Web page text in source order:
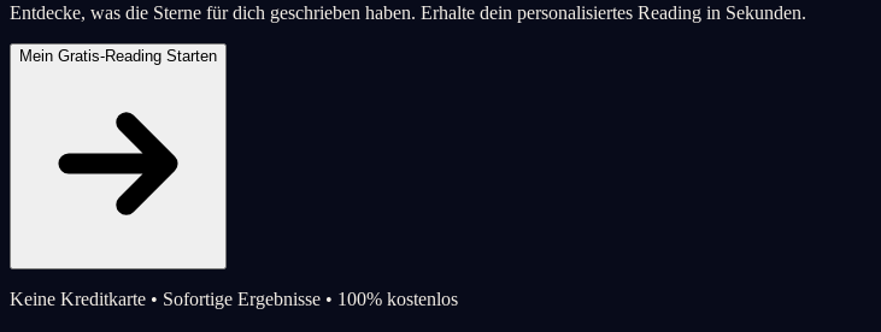
Entdecke, was die Sterne für dich geschrieben haben. Erhalte dein personalisiertes Reading in Sekunden.
Mein Gratis-Reading Starten
Keine Kreditkarte • Sofortige Ergebnisse • 100% kostenlos